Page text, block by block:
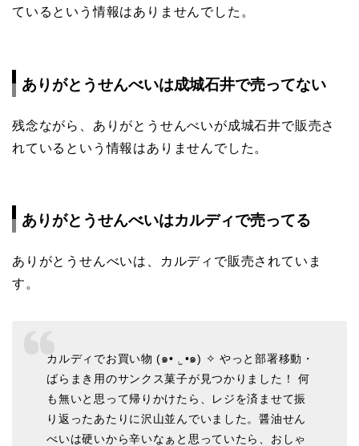
ているという情報はありませんでした。
ありがとうせんべいは成城石井で売ってない
残念ながら、ありがとうせんべいが成城石井で販売さ
れているという情報はありませんでした。
ありがとうせんべいはカルディで売ってる
ありがとうせんべいは、カルディで販売されていま
す。
カルディでお買い物 (๑• .̫ •๑) ✧ やっと部署移動・
ばらまき用のサンクス菓子が見つかりました！ 何
も無いと思って帰りかけたら、レジを済ませて振
り返ったあたりに沢山並んでいました。醤油せん
べいは硬いから辛いなぁと思っていたら、おしゃ